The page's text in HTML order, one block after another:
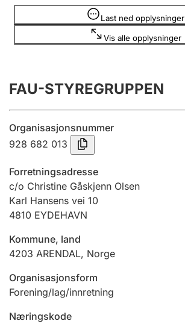
Registrere, endre, slette
Årsregnskap
Innsending og forsinkelsesgebyr
Tinglysing
Jeger
Betaling og jegeravgiftskort
Ektepaktveileder
Last ned opplysninger
Vis alle opplysninger
Opplysninger er skjult
FAU-STYREGRUPPEN
Organisasjonsnummer
928 682 013
Forretningsadresse
c/o Christine Gåskjenn Olsen
Karl Hansens vei 10
4810 EYDEHAVN
Kommune, land
4203 ARENDAL, Norge
Organisasjonsform
Forening/lag/innretning
Næringskode